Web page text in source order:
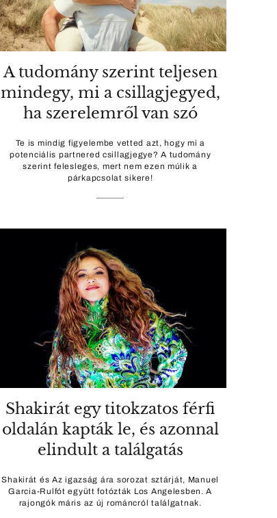
A tudomány szerint teljesen
mindegy, mi a csillagjegyed,
ha szerelemről van szó
Te is mindig figyelembe vetted azt, hogy mi a
potenciális partnered csillagjegye? A tudomány
szerint felesleges, mert nem ezen múlik a
párkapcsolat sikere!
Shakirát egy titokzatos férfi
oldalán kapták le, és azonnal
elindult a találgatás
Shakirát és Az igazság ára sorozat sztárját, Manuel
Garcia-Rulfót együtt fotózták Los Angelesben. A
rajongók máris az új románcról találgatnak.